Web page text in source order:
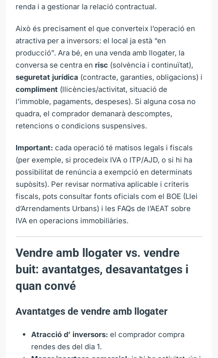
renda i a gestionar la relació contractual.
Això és precisament el que converteix l’operació en
atractiva per a inversors: el local ja està “en
producció”. Ara bé, en una venda amb llogater, la
conversa se centra en risc (solvència i continuïtat),
seguretat jurídica (contracte, garanties, obligacions) i
compliment (llicències/activitat, situació de
l’immoble, pagaments, despeses). Si alguna cosa no
quadra, el comprador demanarà descomptes,
retencions o condicions suspensives.
Important: cada operació té matisos legals i fiscals
(per exemple, si procedeix IVA o ITP/AJD, o si hi ha
possibilitat de renúncia a exempció en determinats
supòsits). Per revisar normativa aplicable i criteris
fiscals, pots consultar fonts oficials com el BOE (Llei
d’Arrendaments Urbans) i les FAQs de l’AEAT sobre
IVA en operacions immobiliàries.
Vendre amb llogater vs. vendre
buit: avantatges, desavantatges i
quan convé
Avantatges de vendre amb llogater
Atracció d’ inversors: el comprador compra
rendes des del dia 1.